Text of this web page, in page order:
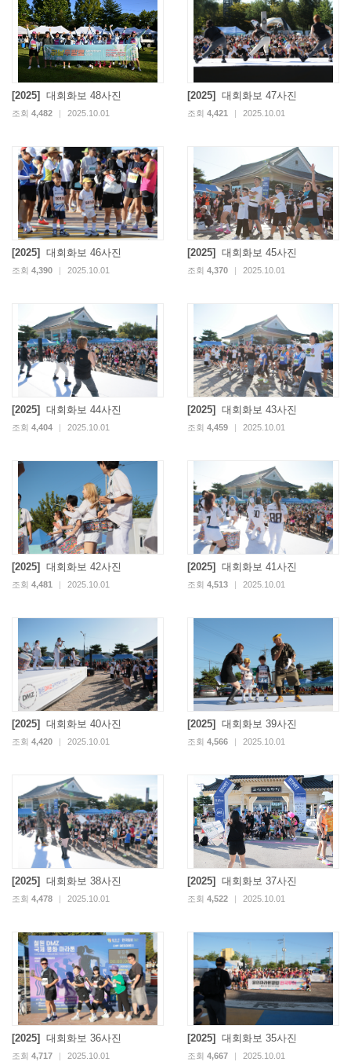
[2025] 대회화보 48사진
조회 4,482 2025.10.01
[2025] 대회화보 47사진
조회 4,421 2025.10.01
[2025] 대회화보 46사진
조회 4,390 2025.10.01
[2025] 대회화보 45사진
조회 4,370 2025.10.01
[2025] 대회화보 44사진
조회 4,404 2025.10.01
[2025] 대회화보 43사진
조회 4,459 2025.10.01
[2025] 대회화보 42사진
조회 4,481 2025.10.01
[2025] 대회화보 41사진
조회 4,513 2025.10.01
[2025] 대회화보 40사진
조회 4,420 2025.10.01
[2025] 대회화보 39사진
조회 4,566 2025.10.01
[2025] 대회화보 38사진
조회 4,478 2025.10.01
[2025] 대회화보 37사진
조회 4,522 2025.10.01
[2025] 대회화보 36사진
조회 4,717 2025.10.01
[2025] 대회화보 35사진
조회 4,667 2025.10.01